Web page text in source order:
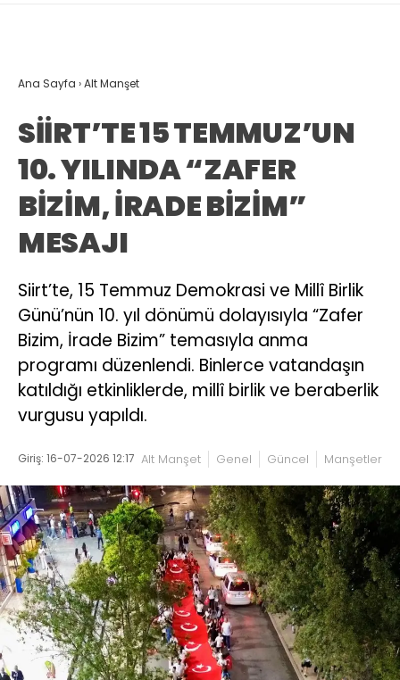
Ana Sayfa ›Alt Manşet
SİİRT’TE 15 TEMMUZ’UN
10. YILINDA “ZAFER
BİZİM, İRADE BİZİM”
MESAJI
Siirt’te, 15 Temmuz Demokrasi ve Millî Birlik
Günü’nün 10. yıl dönümü dolayısıyla “Zafer
Bizim, İrade Bizim” temasıyla anma
programı düzenlendi. Binlerce vatandaşın
katıldığı etkinliklerde, millî birlik ve beraberlik
vurgusu yapıldı.
Giriş: 16-07-2026 12:17 Alt Manşet Genel Güncel Manşetler